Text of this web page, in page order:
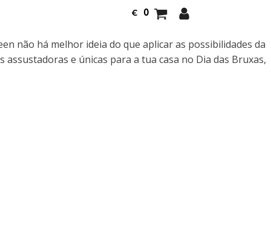
€ 0
não há melhor ideia do que aplicar as possibilidades da
assustadoras e únicas para a tua casa no Dia das Bruxas,